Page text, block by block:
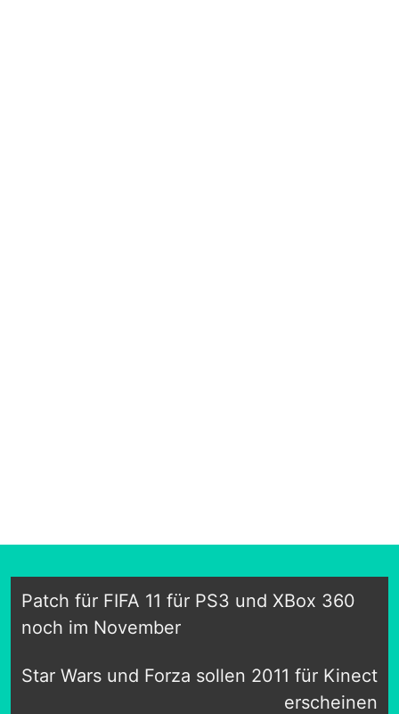
Patch für FIFA 11 für PS3 und XBox 360
noch im November
Star Wars und Forza sollen 2011 für Kinect
erscheinen